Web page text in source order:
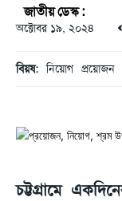
জাতীয় ডেস্ক :
অক্টোবর ১৯, ২০২৪
বিয়ষ: নিয়োগ প্রয়োজন
চট্টগ্রামে